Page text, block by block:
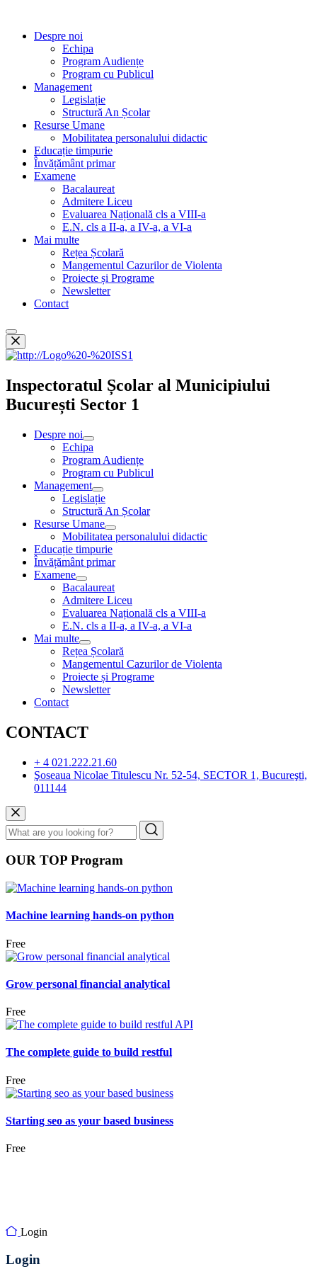
Despre noi
Echipa
Program Audiențe
Program cu Publicul
Management
Legislație
Structură An Școlar
Resurse Umane
Mobilitatea personalului didactic
Educație timpurie
Învățământ primar
Examene
Bacalaureat
Admitere Liceu
Evaluarea Națională cls a VIII-a
E.N. cls a II-a, a IV-a, a VI-a
Mai multe
Rețea Școlară
Mangementul Cazurilor de Violenta
Proiecte și Programe
Newsletter
Contact
Inspectoratul Școlar al Municipiului
București Sector 1
Despre noi
Echipa
Program Audiențe
Program cu Publicul
Management
Legislație
Structură An Școlar
Resurse Umane
Mobilitatea personalului didactic
Educație timpurie
Învățământ primar
Examene
Bacalaureat
Admitere Liceu
Evaluarea Națională cls a VIII-a
E.N. cls a II-a, a IV-a, a VI-a
Mai multe
Rețea Școlară
Mangementul Cazurilor de Violenta
Proiecte și Programe
Newsletter
Contact
CONTACT
+ 4 021.222.21.60
Şoseaua Nicolae Titulescu Nr. 52-54, SECTOR 1, Bucureşti,
011144
OUR TOP Program
Machine learning hands-on python
Free
Grow personal financial analytical
Free
The complete guide to build restful
Free
Starting seo as your based business
Free
Login
Login